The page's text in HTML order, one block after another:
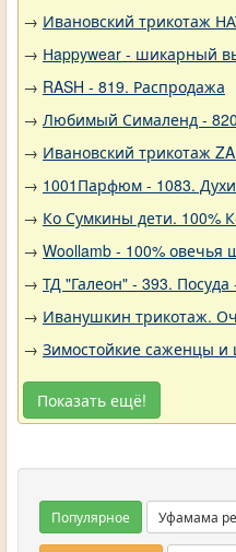
→ Ивановский трикотаж
→ Нappywear - шикарный
→ RASH - 819. Распродажа
→ Любимый Сималенд -
→ Ивановский трикотаж
→ 1001Парфюм - 1083.
→ Ко Сумкины дети. 100%
→ Woollamb - 100%
→ ТД "Галеон" - 393.
→ Иванушкин трикотаж.
→ Зимостойкие саженцы и
Показать ещё!
Популярное Уфамама